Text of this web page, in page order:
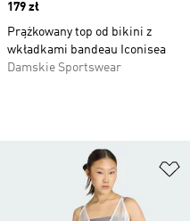
Price
179 zł
Prążkowany top od bikini z
wkładkami bandeau Iconisea
Damskie Sportswear